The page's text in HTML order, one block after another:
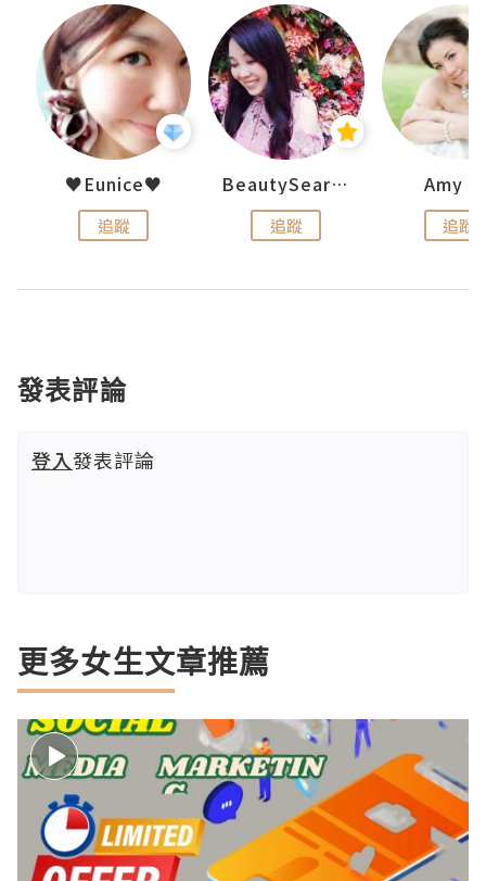
♥Eunice♥
追蹤
BeautySearch
追蹤
Amy
追蹤
發表評論
登入發表評論
更多女生文章推薦